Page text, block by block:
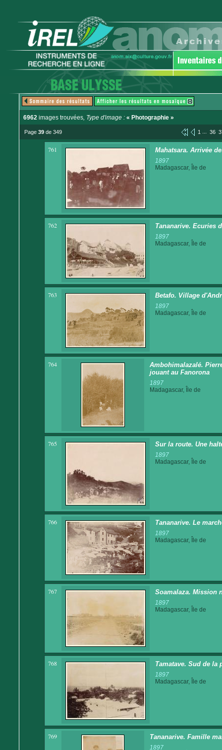
6962 images trouvées, Type d'image : « Photographie »
Page 39 de 349 1 ... 36
761 Mahatsara. Arrivée
1897
Madagascar, Île de
762 Tananarive. Ecuries
1897
Madagascar, Île de
763 Betafo. Village
1897
Madagascar, Île de
764
Ambohimalazalé.
jouant au Fanorona
1897
Madagascar, Île de
765 Sur la route. Une
1897
Madagascar, Île de
766 Tananarive. Le
1897
Madagascar, Île de
767 Soamalaza. Mission
1897
Madagascar, Île de
768 Tamatave. Sud de la
1897
Madagascar, Île de
769 Tananarive. Famille
1897